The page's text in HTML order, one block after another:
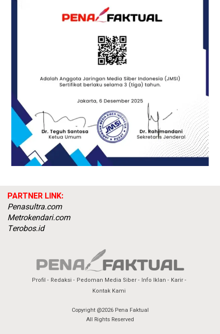
PARTNER LINK:
Penasultra.com
Metrokendari.com
Terobos.id
Profil Redaksi Pedoman Media Siber Info Iklan
Karir
Kontak Kami
Copyright @2026 Pena Faktual
All Rights Reserved